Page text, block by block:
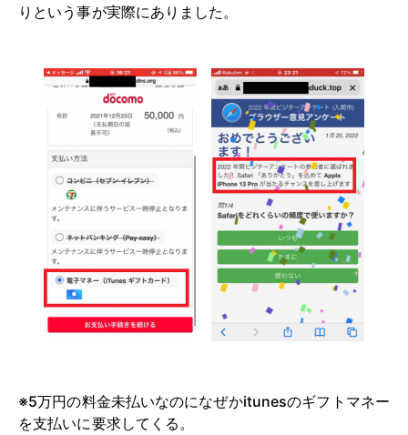
りという事が実際にありました。
※5万円の料金未払いなのになぜかitunesのギフトマネー
を支払いに要求してくる。